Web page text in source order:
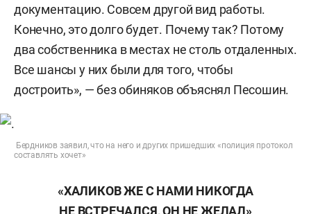
документацию. Совсем другой вид работы.
Конечно, это долго будет. Почему так? Потому
два собственника в местах не столь отдаленных.
Все шансы у них были для того, чтобы
достроить», — без обиняков объяснял Песошин.
Бердников заявил, что на него и других пришедших «полиция протокол
составлять хочет»
«ХАЛИКОВ ЖЕ С НАМИ НИКОГДА
НЕ ВСТРЕЧАЛСЯ, ОН НЕ ЖЕЛАЛ»